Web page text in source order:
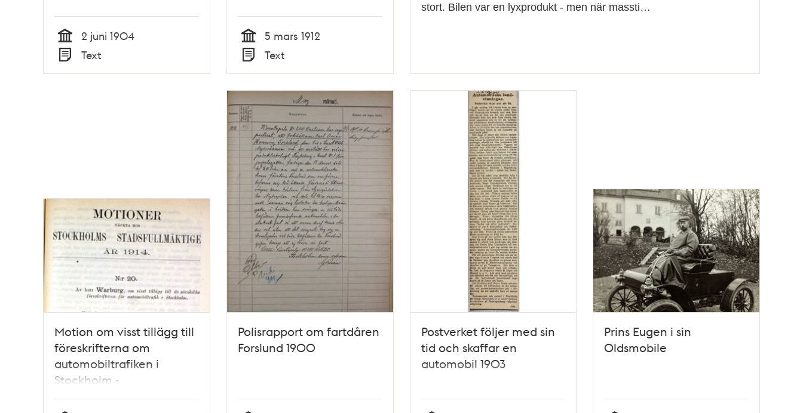
Tid
2 juni 1904
Typ
Text Tid
5 mars 1912
Typ
Text
stort. Bilen var en lyxprodukt - men när massti…
Motion om visst tillägg till
föreskrifterna om
automobiltrafiken i
Stockholm -
Stadsfullmäktige 1914
Polisrapport om fartdåren
Forslund 1900
Postverket följer med sin
tid och skaffar en
automobil 1903
Prins Eugen i sin
Oldsmobile